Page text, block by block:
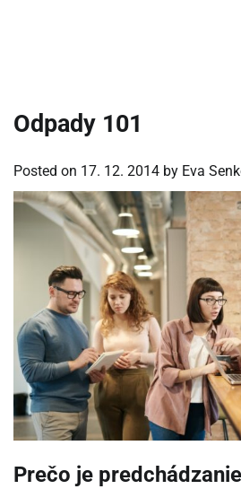
Odpady 101
Posted on 17. 12. 2014 by Eva
Prečo je